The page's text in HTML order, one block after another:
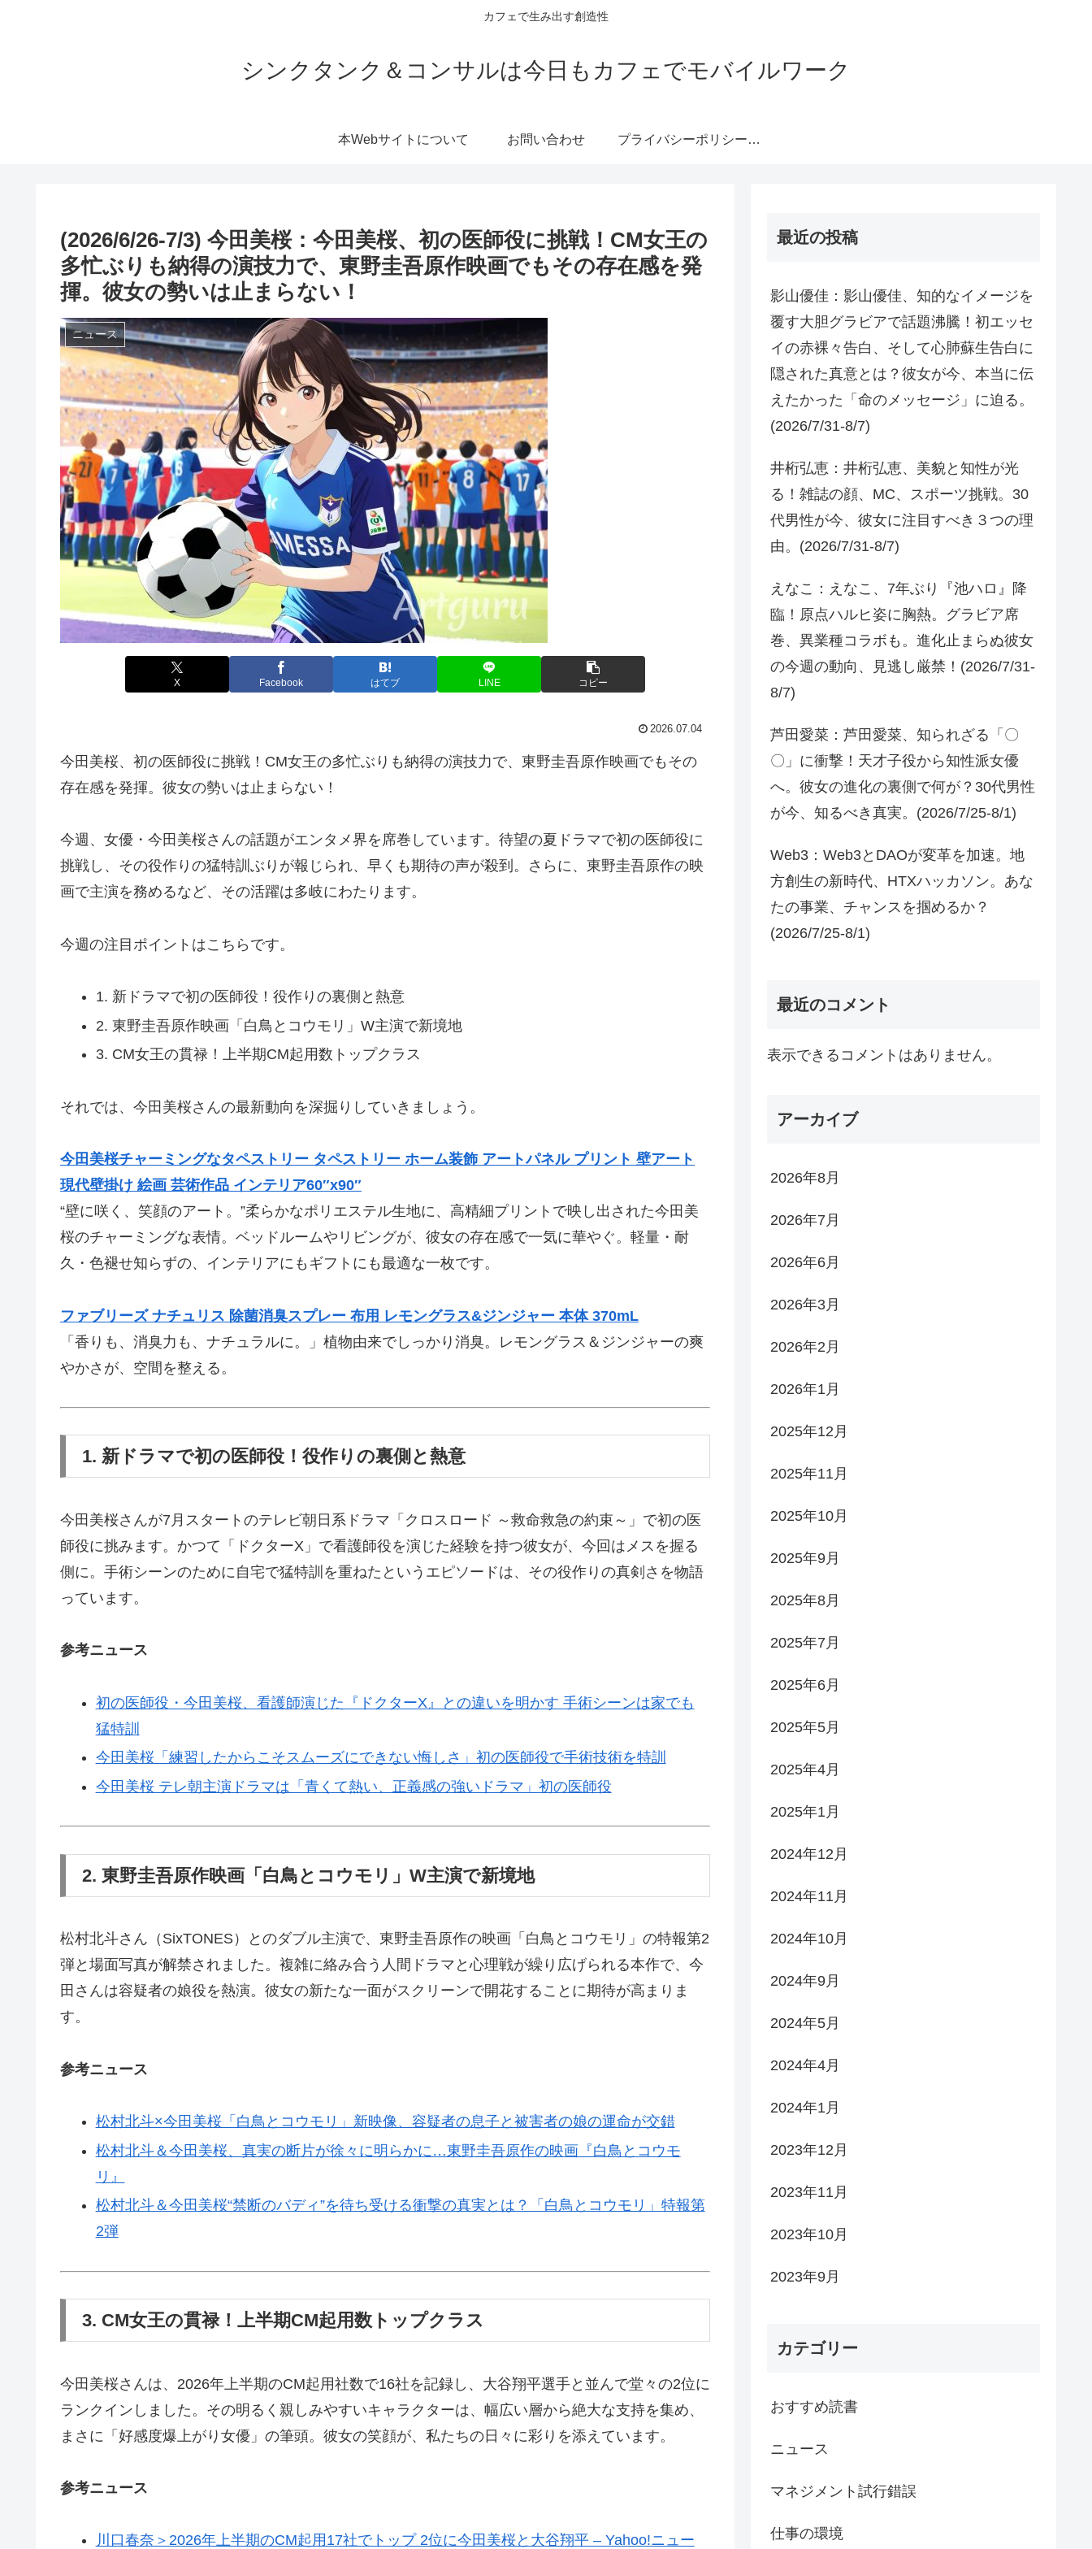
カフェで生み出す創造性
シンクタンク＆コンサルは今日もカフェでモバイルワーク
本Webサイトについて お問い合わせ プライバシーポリシー・免責事項等
(2026/6/26-7/3) 今田美桜：今田美桜、初の医師役に挑戦！CM女王の
多忙ぶりも納得の演技力で、東野圭吾原作映画でもその存在感を発
揮。彼女の勢いは止まらない！
ニュース
X Facebook はてブ LINE コピー
2026.07.04
今田美桜、初の医師役に挑戦！CM女王の多忙ぶりも納得の演技力で、東野圭吾原作映画でもその
存在感を発揮。彼女の勢いは止まらない！
今週、女優・今田美桜さんの話題がエンタメ界を席巻しています。待望の夏ドラマで初の医師役に
挑戦し、その役作りの猛特訓ぶりが報じられ、早くも期待の声が殺到。さらに、東野圭吾原作の映
画で主演を務めるなど、その活躍は多岐にわたります。
今週の注目ポイントはこちらです。
1. 新ドラマで初の医師役！役作りの裏側と熱意
2. 東野圭吾原作映画「白鳥とコウモリ」W主演で新境地
3. CM女王の貫禄！上半期CM起用数トップクラス
それでは、今田美桜さんの最新動向を深掘りしていきましょう。
今田美桜チャーミングなタペストリー タペストリー ホーム装飾 アートパネル プリント 壁アート
現代壁掛け 絵画 芸術作品 インテリア60″x90″
“壁に咲く、笑顔のアート。”柔らかなポリエステル生地に、高精細プリントで映し出された今田美
桜のチャーミングな表情。ベッドルームやリビングが、彼女の存在感で一気に華やぐ。軽量・耐
久・色褪せ知らずの、インテリアにもギフトにも最適な一枚です。
ファブリーズ ナチュリス 除菌消臭スプレー 布用 レモングラス&ジンジャー 本体 370mL
「香りも、消臭力も、ナチュラルに。」植物由来でしっかり消臭。レモングラス＆ジンジャーの爽
やかさが、空間を整える。
1. 新ドラマで初の医師役！役作りの裏側と熱意
今田美桜さんが7月スタートのテレビ朝日系ドラマ「クロスロード ～救命救急の約束～」で初の医
師役に挑みます。かつて「ドクターX」で看護師役を演じた経験を持つ彼女が、今回はメスを握る
側に。手術シーンのために自宅で猛特訓を重ねたというエピソードは、その役作りの真剣さを物語
っています。
参考ニュース
初の医師役・今田美桜、看護師演じた『ドクターX』との違いを明かす 手術シーンは家でも
猛特訓
今田美桜「練習したからこそスムーズにできない悔しさ」初の医師役で手術技術を特訓
今田美桜 テレ朝主演ドラマは「青くて熱い、正義感の強いドラマ」初の医師役
2. 東野圭吾原作映画「白鳥とコウモリ」W主演で新境地
松村北斗さん（SixTONES）とのダブル主演で、東野圭吾原作の映画「白鳥とコウモリ」の特報第2
弾と場面写真が解禁されました。複雑に絡み合う人間ドラマと心理戦が繰り広げられる本作で、今
田さんは容疑者の娘役を熱演。彼女の新たな一面がスクリーンで開花することに期待が高まりま
す。
参考ニュース
松村北斗×今田美桜「白鳥とコウモリ」新映像、容疑者の息子と被害者の娘の運命が交錯
松村北斗＆今田美桜、真実の断片が徐々に明らかに…東野圭吾原作の映画『白鳥とコウモ
リ』
松村北斗＆今田美桜“禁断のバディ”を待ち受ける衝撃の真実とは？「白鳥とコウモリ」特報第
2弾
3. CM女王の貫禄！上半期CM起用数トップクラス
今田美桜さんは、2026年上半期のCM起用社数で16社を記録し、大谷翔平選手と並んで堂々の2位に
ランクインしました。その明るく親しみやすいキャラクターは、幅広い層から絶大な支持を集め、
まさに「好感度爆上がり女優」の筆頭。彼女の笑顔が、私たちの日々に彩りを添えています。
参考ニュース
川口春奈＞2026年上半期のCM起用17社でトップ 2位に今田美桜と大谷翔平 – Yahoo!ニュー
最近の投稿
影山優佳：影山優佳、知的なイメージを
覆す大胆グラビアで話題沸騰！初エッセ
イの赤裸々告白、そして心肺蘇生告白に
隠された真意とは？彼女が今、本当に伝
えたかった「命のメッセージ」に迫る。
(2026/7/31-8/7)
井桁弘恵：井桁弘恵、美貌と知性が光
る！雑誌の顔、MC、スポーツ挑戦。30
代男性が今、彼女に注目すべき３つの理
由。(2026/7/31-8/7)
えなこ：えなこ、7年ぶり『池ハロ』降
臨！原点ハルヒ姿に胸熱。グラビア席
巻、異業種コラボも。進化止まらぬ彼女
の今週の動向、見逃し厳禁！(2026/7/31-
8/7)
芦田愛菜：芦田愛菜、知られざる「〇
〇」に衝撃！天才子役から知性派女優
へ。彼女の進化の裏側で何が？30代男性
が今、知るべき真実。(2026/7/25-8/1)
Web3：Web3とDAOが変革を加速。地
方創生の新時代、HTXハッカソン。あな
たの事業、チャンスを掴めるか？
(2026/7/25-8/1)
最近のコメント
表示できるコメントはありません。
アーカイブ
2026年8月
2026年7月
2026年6月
2026年3月
2026年2月
2026年1月
2025年12月
2025年11月
2025年10月
2025年9月
2025年8月
2025年7月
2025年6月
2025年5月
2025年4月
2025年1月
2024年12月
2024年11月
2024年10月
2024年9月
2024年5月
2024年4月
2024年1月
2023年12月
2023年11月
2023年10月
2023年9月
カテゴリー
おすすめ読書
ニュース
マネジメント試行錯誤
仕事の環境